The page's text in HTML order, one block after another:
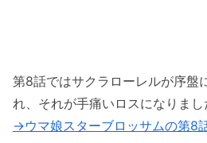
第8話ではサクラローレルが序盤
れ、それが手痛いロスになりまし
→ウマ娘スターブロッサムの第8